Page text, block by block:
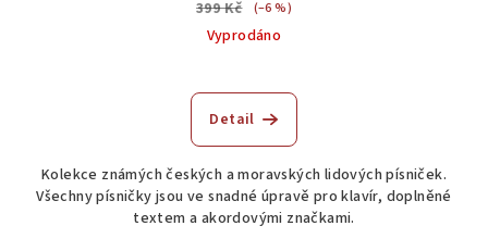
399 Kč
(–6 %)
Vyprodáno
Detail
Kolekce známých českých a moravských lidových písniček.
Všechny písničky jsou ve snadné úpravě pro klavír, doplněné
textem a akordovými značkami.